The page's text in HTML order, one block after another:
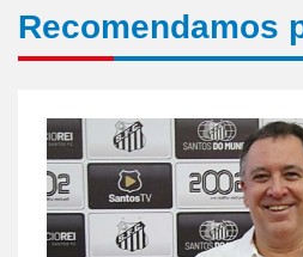
Recomendamos